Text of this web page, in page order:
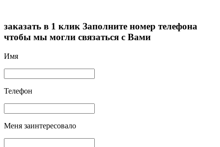
заказать в 1 клик Заполните номер телефона
чтобы мы могли связаться с Вами
Имя
Телефон
Меня заинтересовало